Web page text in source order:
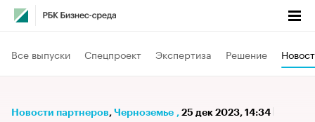
Все выпуски Спецпроект Экспертиза Решение
Новости партнеров⁠, Черноземье , 25 дек 2023, 14:34